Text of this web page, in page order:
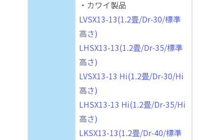
・カワイ製品
LVSX13-13(1.2畳/Dr-30/標準
高さ)
LHSX13-13(1.2畳/Dr-35/標準
高さ)
LVSX13-13 Hi(1.2畳/Dr-30/Hi
高さ)
LHSX13-13 Hi(1.2畳/Dr-35/Hi
高さ)
LKSX13-13(1.2畳/Dr-40/標準